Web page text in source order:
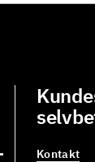
Kontakt